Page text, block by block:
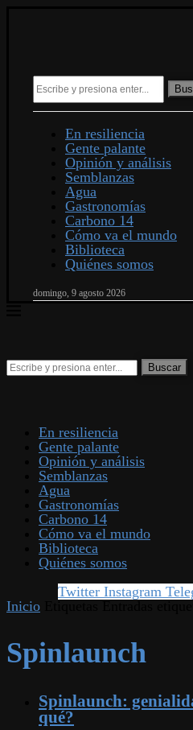
En resiliencia
Gente palante
Opinión y análisis
Semblanzas
Agua
Gastronomías
Carbono 14
Cómo va el mundo
Biblioteca
Quiénes somos
domingo, 9 agosto 2026
En resiliencia
Gente palante
Opinión y análisis
Semblanzas
Agua
Gastronomías
Carbono 14
Cómo va el mundo
Biblioteca
Quiénes somos
Twitter Instagram
Inicio
Spinlaunch
Spinlaunch:
qué?